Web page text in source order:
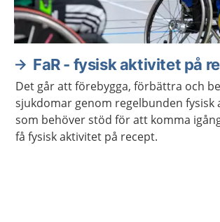
FaR - fysisk aktivitet på
Det går att förebygga, förbättra och
sjukdomar genom regelbunden fysisk
som behöver stöd för att komma
få fysisk aktivitet på recept.